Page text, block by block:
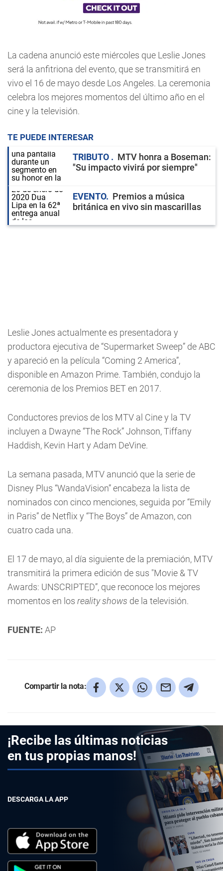
La cadena anunció este miércoles que Leslie Jones
será la anfitriona del evento, que se transmitirá en
vivo el 16 de mayo desde Los Angeles. La ceremonia
celebra los mejores momentos del último año en el
cine y la televisión.
TE PUEDE INTERESAR
TRIBUTO
MTV honra a Boseman:
"Su impacto vivirá por siempre"
EVENTO
Premios a música
británica en vivo sin mascarillas
Leslie Jones actualmente es presentadora y
productora ejecutiva de “Supermarket Sweep” de ABC
y apareció en la película “Coming 2 America”,
disponible en Amazon Prime. También, condujo la
ceremonia de los Premios BET en 2017.
Conductores previos de los MTV al Cine y la TV
incluyen a Dwayne “The Rock” Johnson, Tiffany
Haddish, Kevin Hart y Adam DeVine.
La semana pasada, MTV anunció que la serie de
Disney Plus “WandaVision” encabeza la lista de
nominados con cinco menciones, seguida por “Emily
in Paris” de Netflix y “The Boys” de Amazon, con
cuatro cada una.
El 17 de mayo, al día siguiente de la premiación, MTV
transmitirá la primera edición de sus "Movie & TV
Awards: UNSCRIPTED”, que reconoce los mejores
momentos en los reality shows de la televisión.
FUENTE: AP
Compartir la nota:
¡Recibe las últimas noticias
en tus propias manos!
DESCARGA LA APP